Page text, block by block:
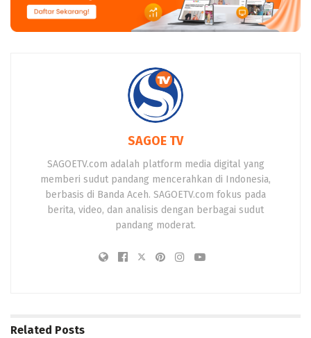
SAGOE TV
SAGOETV.com adalah platform media digital yang
memberi sudut pandang mencerahkan di Indonesia,
berbasis di Banda Aceh. SAGOETV.com fokus pada
berita, video, dan analisis dengan berbagai sudut
pandang moderat.
Related Posts